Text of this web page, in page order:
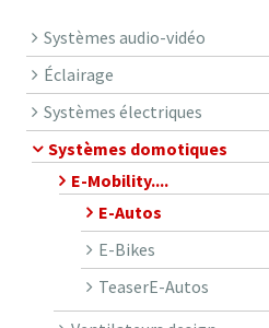
Systèmes audio-vidéo
Éclairage
Systèmes électriques
Systèmes domotiques
E-Mobility....
E-Autos
E-Bikes
TeaserE-Autos